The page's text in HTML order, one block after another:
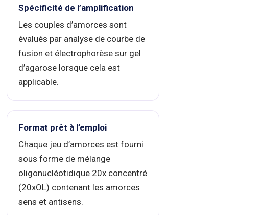
Spécificité de l’amplification
Les couples d’amorces sont
évalués par analyse de courbe de
fusion et électrophorèse sur gel
d’agarose lorsque cela est
applicable.
Format prêt à l’emploi
Chaque jeu d’amorces est fourni
sous forme de mélange
oligonucléotidique 20x concentré
(20xOL) contenant les amorces
sens et antisens.